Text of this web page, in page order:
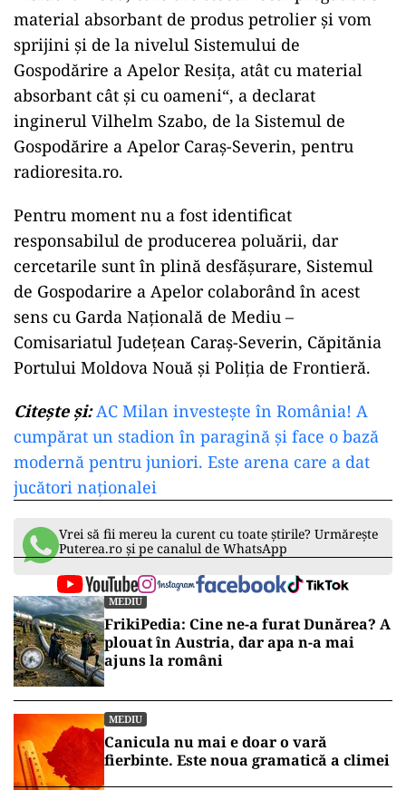
material absorbant de produs petrolier și vom
sprijini și de la nivelul Sistemului de
Gospodărire a Apelor Resița, atât cu material
absorbant cât și cu oameni“, a declarat
inginerul Vilhelm Szabo, de la Sistemul de
Gospodărire a Apelor Caraș-Severin, pentru
radioresita.ro.
Pentru moment nu a fost identificat
responsabilul de producerea poluării, dar
cercetarile sunt în plină desfășurare, Sistemul
de Gospodarire a Apelor colaborând în acest
sens cu Garda Națională de Mediu –
Comisariatul Județean Caraș-Severin, Căpitănia
Portului Moldova Nouă și Poliția de Frontieră.
Citește și:AC Milan investește în România! A
cumpărat un stadion în paragină și face o bază
modernă pentru juniori. Este arena care a dat
jucători naționalei
Vrei să fii mereu la curent cu toate știrile? Urmărește
Puterea.ro și pe canalul de WhatsApp
MEDIU
FrikiPedia: Cine ne-a furat Dunărea? A
plouat în Austria, dar apa n-a mai
ajuns la români
MEDIU
Canicula nu mai e doar o vară
fierbinte. Este noua gramatică a climei